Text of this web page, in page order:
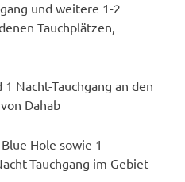
und weitere 1-2
Tauchplätzen,
1 Nacht-Tauchgang an den
Dahab
Hole sowie 1
Tauchgang im Gebiet